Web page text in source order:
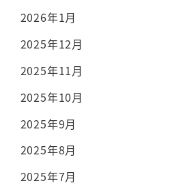
2026年1月
2025年12月
2025年11月
2025年10月
2025年9月
2025年8月
2025年7月